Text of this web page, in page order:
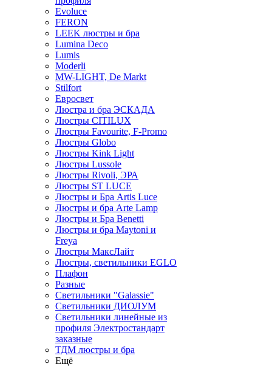
Evoluce
FERON
LEEK люстры и бра
Lumina Deco
Lumis
Moderli
MW-LIGHT, De Markt
Stilfort
Евросвет
Люстра и бра ЭСКАДА
Люстры CITILUX
Люстры Favourite, F-Promo
Люстры Globo
Люстры Kink Light
Люстры Lussole
Люстры Rivoli, ЭРА
Люстры ST LUCE
Люстры и Бра Artis Luce
Люстры и бра Arte Lamp
Люстры и Бра Benetti
Люстры и бра Maytoni и
Freya
Люстры МаксЛайт
Люстры, светильники EGLO
Плафон
Разные
Светильники "Galassie"
Светильники ДИОЛУМ
Светильники линейные из
профиля Электростандарт
заказные
ТДМ люстры и бра
Ещё